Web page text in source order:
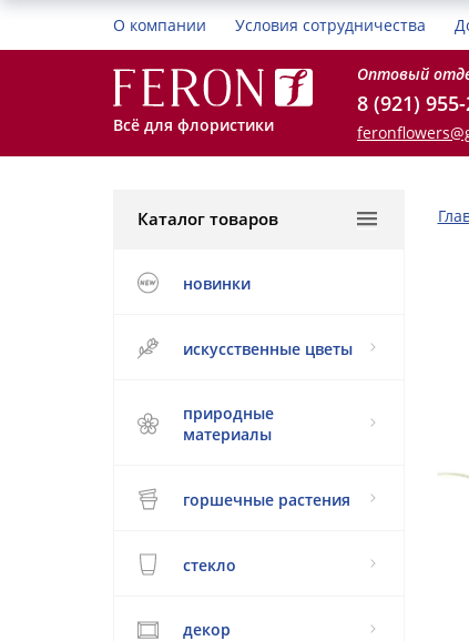
О компании Условия сотрудничества
Всё для флористики
Оптовый
8 (921)
Каталог товаров
новинки
искусственные цветы
природные
материалы
горшечные растения
стекло
декор